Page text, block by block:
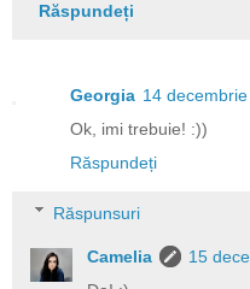
Răspundeți
Georgia 14
Ok, imi trebuie! :))
Răspundeți
Răspunsuri
Camelia
15